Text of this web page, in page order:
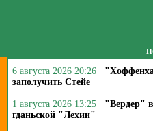
6 августа 2026 20:26
заполучить Стейе
1 августа 2026 13:25 "Вердер"
гданьской "Лехии"